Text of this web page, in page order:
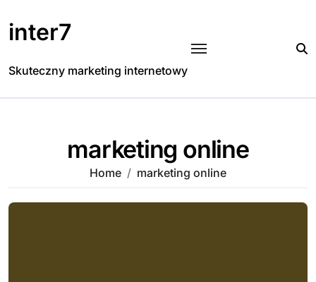
to
content
inter7
Skuteczny marketing internetowy
marketing online
Home marketing online